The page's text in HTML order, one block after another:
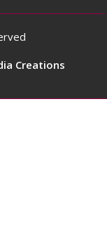
लिए
5 Creations